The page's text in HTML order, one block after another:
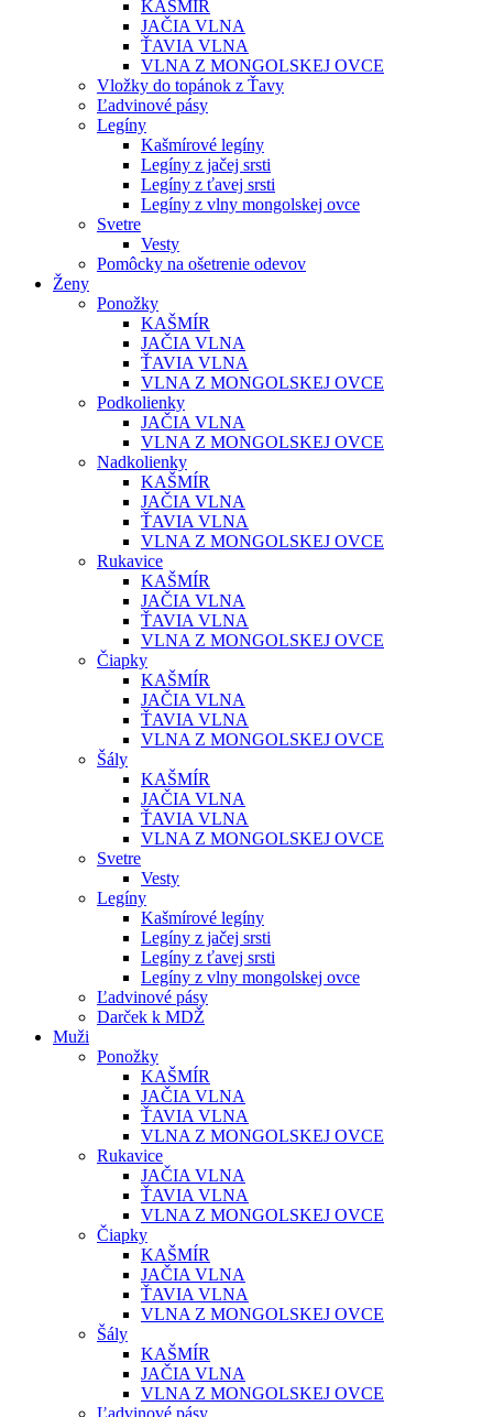
KAŠMÍR
JAČIA VLNA
ŤAVIA VLNA
VLNA Z MONGOLSKEJ OVCE
Vložky do topánok z Ťavy
Ľadvinové pásy
Legíny
Kašmírové legíny
Legíny z jačej srsti
Legíny z ťavej srsti
Legíny z vlny mongolskej ovce
Svetre
Vesty
Pomôcky na ošetrenie odevov
Ženy
Ponožky
KAŠMÍR
JAČIA VLNA
ŤAVIA VLNA
VLNA Z MONGOLSKEJ OVCE
Podkolienky
JAČIA VLNA
VLNA Z MONGOLSKEJ OVCE
Nadkolienky
KAŠMÍR
JAČIA VLNA
ŤAVIA VLNA
VLNA Z MONGOLSKEJ OVCE
Rukavice
KAŠMÍR
JAČIA VLNA
ŤAVIA VLNA
VLNA Z MONGOLSKEJ OVCE
Čiapky
KAŠMÍR
JAČIA VLNA
ŤAVIA VLNA
VLNA Z MONGOLSKEJ OVCE
Šály
KAŠMÍR
JAČIA VLNA
ŤAVIA VLNA
VLNA Z MONGOLSKEJ OVCE
Svetre
Vesty
Legíny
Kašmírové legíny
Legíny z jačej srsti
Legíny z ťavej srsti
Legíny z vlny mongolskej ovce
Ľadvinové pásy
Darček k MDŽ
Muži
Ponožky
KAŠMÍR
JAČIA VLNA
ŤAVIA VLNA
VLNA Z MONGOLSKEJ OVCE
Rukavice
JAČIA VLNA
ŤAVIA VLNA
VLNA Z MONGOLSKEJ OVCE
Čiapky
KAŠMÍR
JAČIA VLNA
ŤAVIA VLNA
VLNA Z MONGOLSKEJ OVCE
Šály
KAŠMÍR
JAČIA VLNA
VLNA Z MONGOLSKEJ OVCE
Ľadvinové pásy